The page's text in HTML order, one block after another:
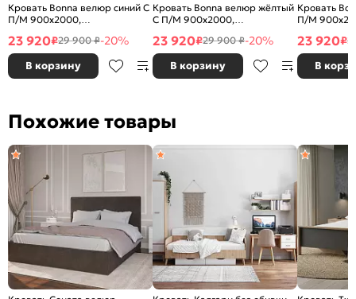
Кровать Bonna велюр синий С
П/М 900x2000,
изголовье мягкое
23 920₽29 900 ₽-20%
В корзину
Кровать Bonna велюр жёлтый
С П/М 900x2000,
изголовье мягкое
23 920₽29 900 ₽-20%
В корзину
Кровать
П/М
изголовье
23 920₽
В
Похожие товары